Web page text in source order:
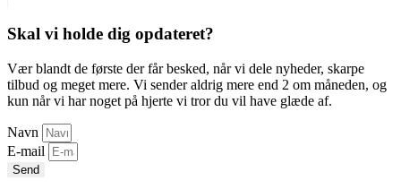
Skal vi holde dig opdateret?
Vær blandt de første der får besked, når vi dele nyheder, skarpe
tilbud og meget mere. Vi sender aldrig mere end 2 om måneden, og
kun når vi har noget på hjerte vi tror du vil have glæde af.
Navn
E-mail
Send